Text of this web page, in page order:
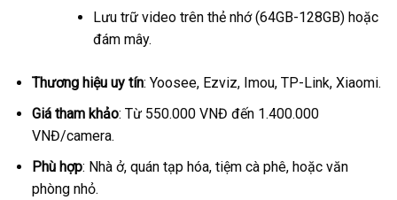
Lưu trữ video trên thẻ nhớ (64GB-128GB) hoặc
đám mây.
Thương hiệu uy tín: Yoosee, Ezviz, Imou, TP-Link, Xiaomi.
Giá tham khảo: Từ 550.000 VNĐ đến 1.400.000
VNĐ/camera.
Phù hợp: Nhà ở, quán tạp hóa, tiệm cà phê, hoặc văn
phòng nhỏ.